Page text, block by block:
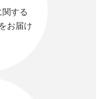
する
お届け